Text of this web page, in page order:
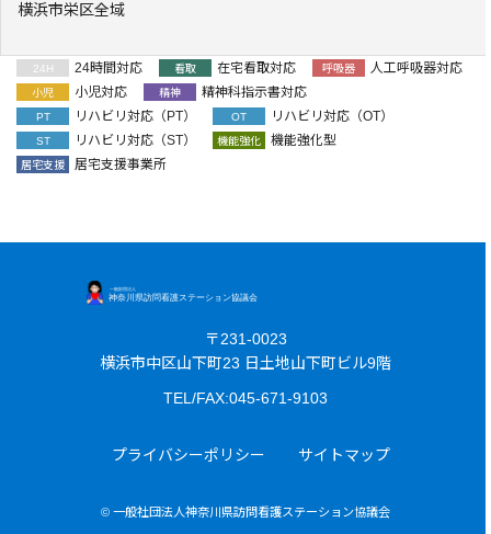
横浜市栄区全域
24H 24時間対応 看取 在宅看取対応 呼吸器 人工呼吸器対応
小児 小児対応 精神 精神科指示書対応
PT リハビリ対応（PT） OT リハビリ対応（OT）
ST リハビリ対応（ST） 機能強化 機能強化型
居宅支援 居宅支援事業所
〒231-0023
横浜市中区山下町23 日土地山下町ビル9階
TEL/FAX:045-671-9103
プライバシーポリシー サイトマップ
© 一般社団法人神奈川県訪問看護ステーション協議会